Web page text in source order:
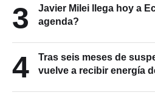
3
Javier Milei llega hoy a
agenda?
4
Tras seis meses de
vuelve a recibir energía